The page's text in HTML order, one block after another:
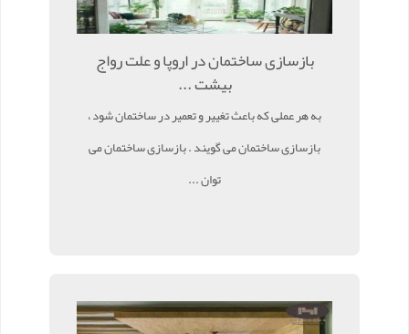
بازسازی ساختمان در اروپا و علت رواج
بیشت ...
به هر عملی که باعث تغییر و تعمیر در ساختمان شود ،
بازسازی ساختمان می گویند . بازسازی ساختمان می
توان ...